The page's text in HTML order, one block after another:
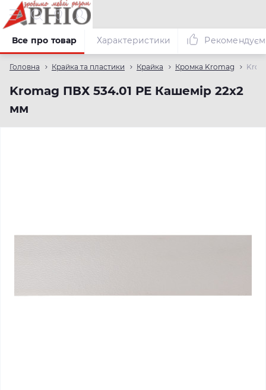
Головна Крайка та пластики Крайка Кромка Kromag
Kromag ПВХ 534.01 РЕ Кашемір 22х2
мм
Все про товар Характеристики